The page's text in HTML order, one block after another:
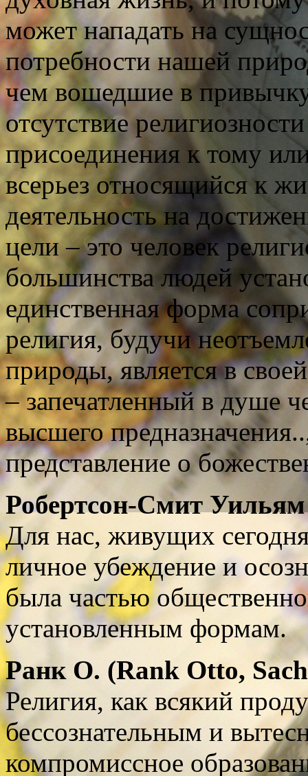
может нападать на
потребности нашей
чем вошедшие в
отсутствие
присоединения к тому
всерьез относящийся к
деятельность на
цели – это человек
большинства людей
единственная форма
религия, будучи
природы, является в
– запечатленный в душе
высшего
представление о
Робертсон-Смит Уильям
Для нас, живущих
личное убеждение и
была частью
установленным формам.
Ранк О. (Rank Otto,
Религия, как всякий
бессознательным и
компромиссное